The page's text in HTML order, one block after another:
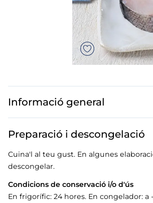
Informació general
Preparació i descongelació
Cuina'l al teu gust. En algunes
descongelar.
Condicions de conservació i/o d'ús
En frigorífic: 24 hores. En congelador: